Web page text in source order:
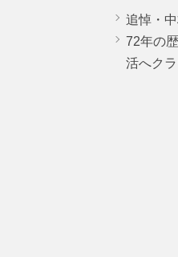
追悼・
72年の
活へク